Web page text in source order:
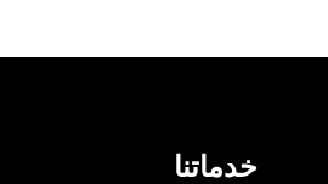
خدماتنا